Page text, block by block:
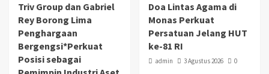
Triv Group dan Gabriel
Rey Borong Lima
Penghargaan
Bergengsi*Perkuat
Posisi sebagai
Doa Lintas Agama di
Monas Perkuat
Persatuan Jelang HUT
ke-81 RI
admin 3 Agustus 2026 0